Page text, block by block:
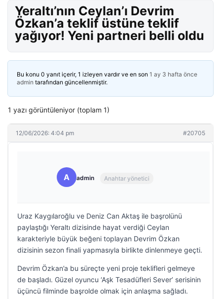
Yeraltı’nın Ceylan’ı Devrim
Özkan’a teklif üstüne teklif
yağıyor! Yeni partneri belli oldu
Bu konu 0 yanıt içerir, 1 izleyen vardır ve en son 1 ay 3 hafta önce
admin tarafından güncellenmiştir.
1 yazı görüntüleniyor (toplam 1)
12/06/2026: 4:04 pm #20705
A admin Anahtar yönetici
Uraz Kaygılaroğlu ve Deniz Can Aktaş ile başrolünü
paylaştığı Yeraltı dizisinde hayat verdiği Ceylan
karakteriyle büyük beğeni toplayan Devrim Özkan
dizisinin sezon finali yapmasıyla birlikte dinlenmeye geçti.
Devrim Özkan’a bu süreçte yeni proje teklifleri gelmeye
de başladı. Güzel oyuncu ‘Aşk Tesadüfleri Sever’ serisinin
üçüncü filminde başrolde olmak için anlaşma sağladı.